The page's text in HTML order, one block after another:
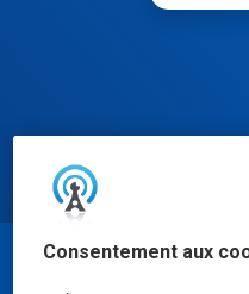
Consentement aux